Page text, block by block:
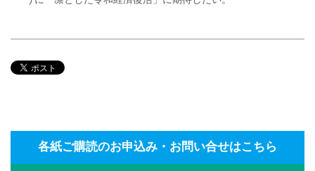
各紙ご購読のお申込み・お問い合せはこちら